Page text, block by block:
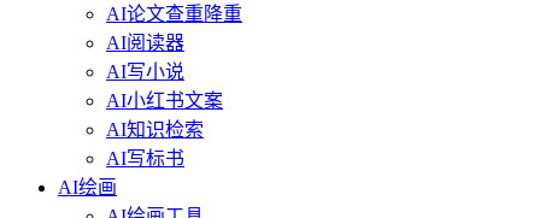
AI论文查重降重
AI阅读器
AI写小说
AI小红书文案
AI知识检索
AI写标书
AI绘画